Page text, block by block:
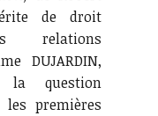
de droit
relations
DUJARDIN,
la question
premières